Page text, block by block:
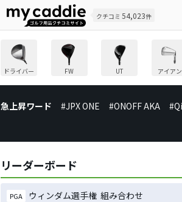
クチコミ 54,023件
ドライバー FW UT アイアン
急上昇ワード #JPX ONE #ONOFF AKA
リーダーボード
PGA ウィンダム選手権 組み合わせ